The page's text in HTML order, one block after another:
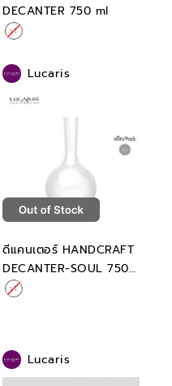
DECANTER 750 ml
Lucaris
ดีแคนเตอร์ HANDCRAFT
DECANTER-SOUL 750
ml
Lucaris